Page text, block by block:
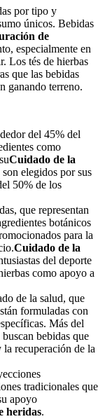
por tipo y
únicos. Bebidas
de
especialmente en
Los tés de hierbas
que las bebidas
ganando terreno.
del 45% del
como
Cuidado de la
elegidos por sus
50% de los
que representan
botánicos
para la
Cuidado de la
del deporte
como apoyo a
de la salud, que
formuladas con
Más del
bebidas que
recuperación de la
tradicionales que
apoyo
heridas.